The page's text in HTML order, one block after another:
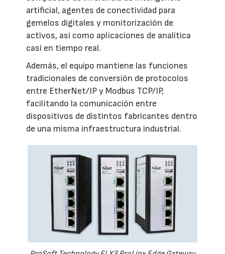
artificial, agentes de conectividad para
gemelos digitales y monitorización de
activos, así como aplicaciones de analítica
casi en tiempo real.
Además, el equipo mantiene las funciones
tradicionales de conversión de protocolos
entre EtherNet/IP y Modbus TCP/IP,
facilitando la comunicación entre
dispositivos de distintos fabricantes dentro
de una misma infraestructura industrial.